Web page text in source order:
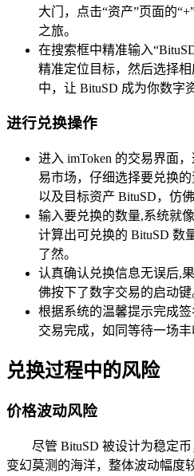
大门，点击“资产”页面的
之旅。
在搜索框中精准输入
精准定位目标，然后选择
中，让 BituSD 成为你数字
进行兑换操作
进入 imToken 的交易界面
易市场，仔细选择要兑换的
以及目标资产 BituSD，仿
输入要兑换的数量,系统就
计算出可兑换的 BituSD 数
了然。
认真确认兑换信息无误后,
佛按下了数字交易的启动键
根据系统的温馨提示完成
交易完成，如同等待一场丰
兑换过程中的风险
价格波动风险
尽管 BituSD 被设计为稳定
变幻莫测的海洋，整体波动幅度